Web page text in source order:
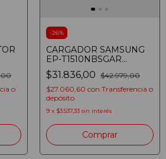
o
-26%
CARGADOR SAMSUNG
EP-T1510NBSGAR
CARGA RAPIDA 15W SIN
CABLE NEGRO
$31.836,00 $42.979,00
$27.060,60 con Transferencia o
depósito
9 x $3.537,33 sin interés